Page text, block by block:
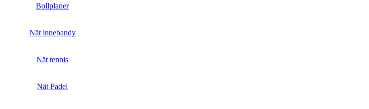
Bollplaner
Nät innebandy
Nät tennis
Nät Padel